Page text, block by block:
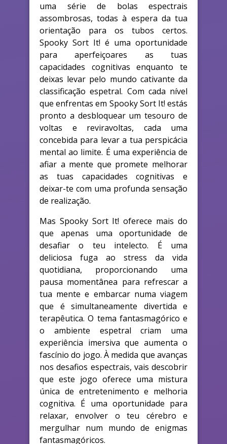
uma série de bolas espectrais
assombrosas, todas à espera da tua
orientação para os tubos certos.
Spooky Sort It! é uma oportunidade
para aperfeiçoares as tuas
capacidades cognitivas enquanto te
deixas levar pelo mundo cativante da
classificação espetral. Com cada nível
que enfrentas em Spooky Sort It! estás
pronto a desbloquear um tesouro de
voltas e reviravoltas, cada uma
concebida para levar a tua perspicácia
mental ao limite. É uma experiência de
afiar a mente que promete melhorar
as tuas capacidades cognitivas e
deixar-te com uma profunda sensação
de realização.
Mas Spooky Sort It! oferece mais do
que apenas uma oportunidade de
desafiar o teu intelecto. É uma
deliciosa fuga ao stress da vida
quotidiana, proporcionando uma
pausa momentânea para refrescar a
tua mente e embarcar numa viagem
que é simultaneamente divertida e
terapêutica. O tema fantasmagórico e
o ambiente espetral criam uma
experiência imersiva que aumenta o
fascínio do jogo. À medida que avanças
nos desafios espectrais, vais descobrir
que este jogo oferece uma mistura
única de entretenimento e melhoria
cognitiva. É uma oportunidade para
relaxar, envolver o teu cérebro e
mergulhar num mundo de enigmas
fantasmagóricos.